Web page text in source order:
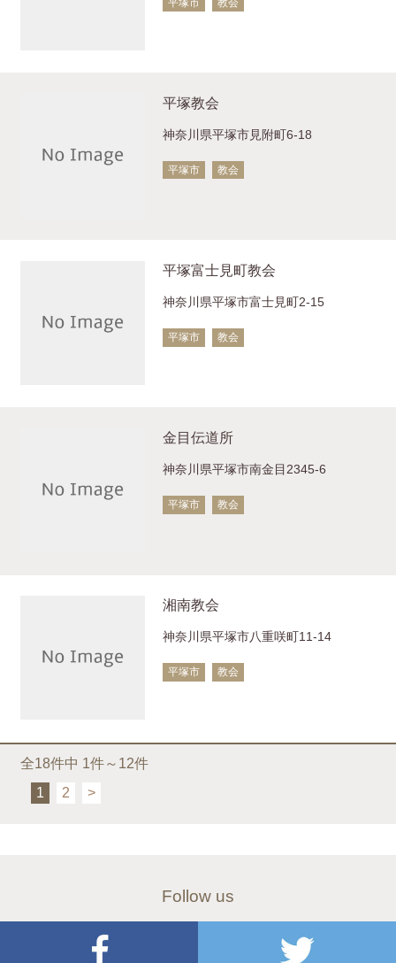
平塚市 教会
平塚教会
神奈川県平塚市見附町6-18
平塚市 教会
平塚富士見町教会
神奈川県平塚市富士見町2-15
平塚市 教会
金目伝道所
神奈川県平塚市南金目2345-6
平塚市 教会
湘南教会
神奈川県平塚市八重咲町11-14
平塚市 教会
全18件中 1件～12件
1
2 >
Follow us